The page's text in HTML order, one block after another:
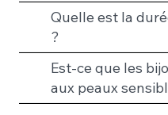
Quelle est la
?
Est-ce que les
aux peaux